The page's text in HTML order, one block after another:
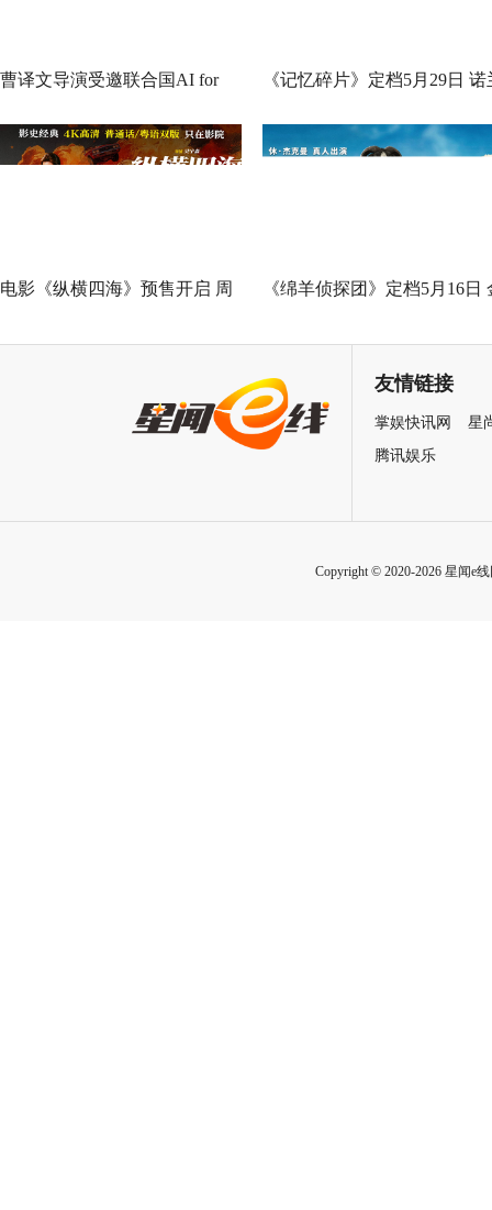
曹译文导演受邀联合国AI for
Good全球峰会 以AI影像传递向
善力量
《记忆碎片》定档5月29日 诺
神作IMAX首次量身定制
电影《纵横四海》预售开启 周 《绵羊侦探团》定档5月16日
友情链接
掌娱快讯网
星
腾讯娱乐
Copyright © 2020-2026 星闻e